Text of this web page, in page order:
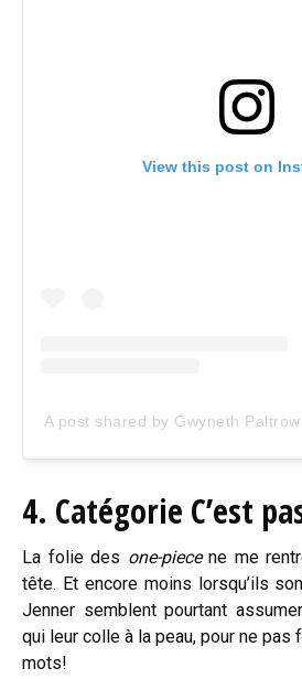
View this post on
A post shared by Gwyneth
4. Catégorie C’est
La folie des one-piecene me
tête. Et encore moins lorsqu’ils
Jenner semblent pourtant
qui leur colle à la peau, pour ne pas
mots!